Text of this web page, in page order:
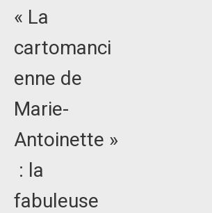
« La
cartomanci
enne de
Marie-
Antoinette »
: la
fabuleuse